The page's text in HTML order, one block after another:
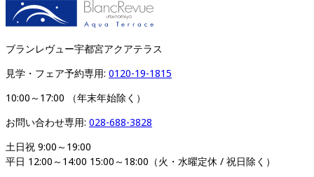
ブランレヴュー宇都宮アクアテラス
見学・フェア予約専用: 0120-19-1815
10:00～17:00 （年末年始除く）
お問い合わせ専用: 028-688-3828
土日祝 9:00～19:00
平日 12:00～14:00 15:00～18:00（火・水曜定休 / 祝日除く）